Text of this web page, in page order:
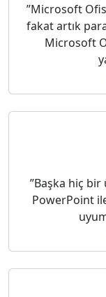
”Microsoft Ofis
fakat artık
Microsoft
”Başka hiç
PowerPoint